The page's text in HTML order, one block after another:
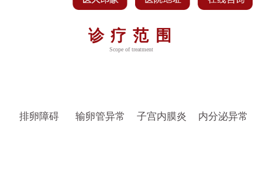
诊疗范围
Scope of treatment
排卵障碍 输卵管异常 子宫内膜炎 内分泌异常